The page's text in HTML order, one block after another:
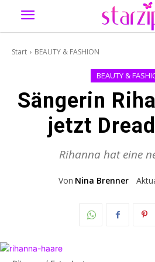
Start BEAUTY & FASHION
BEAUTY &
Sängerin
jetzt
Rihanna hat eine
Von Nina Brenner